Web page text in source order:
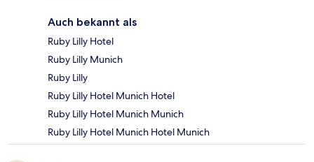
Auch bekannt als
Ruby Lilly Hotel
Ruby Lilly Munich
Ruby Lilly
Ruby Lilly Hotel Munich Hotel
Ruby Lilly Hotel Munich Munich
Ruby Lilly Hotel Munich Hotel Munich